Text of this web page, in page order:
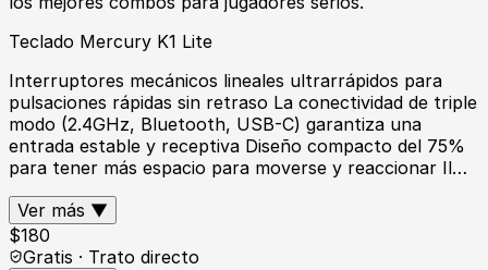
Teclado Mercury K1 Lite
Interruptores mecánicos lineales ultrarrápidos para
pulsaciones rápidas sin retraso La conectividad de triple
modo (2.4GHz, Bluetooth, USB-C) garantiza una
entrada estable y receptiva Diseño compacto del 75%
para tener más espacio para moverse y reaccionar Il…
Ver más ▼
$180
Gratis · Trato directo